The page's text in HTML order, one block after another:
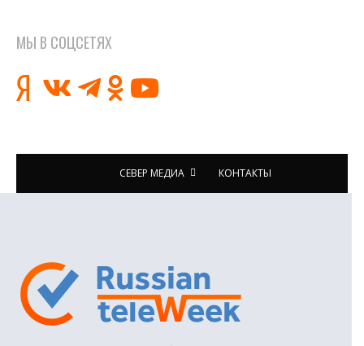
МЫ В СОЦСЕТЯХ
СЕВЕР МЕДИА КОНТАКТЫ